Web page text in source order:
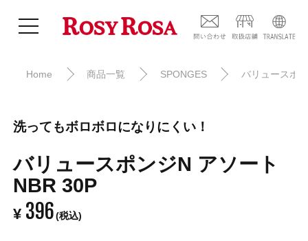
Home 商品一覧 SPONGES バリュースポ
洗ってもボロボロになりにくい！
バリュースポンジN アソート
NBR 30P
¥ 396 (税込)